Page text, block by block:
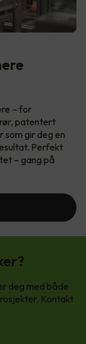
– for
patentert
som gir deg en
Perfekt
– gang på
deg med både
Kontakt